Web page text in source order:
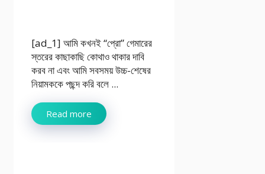
[ad_1] আমি কখনই “প্রো” গেমারের
স্তরের কাছাকাছি কোথাও থাকার দাবি
করব না এবং আমি সবসময় উচ্চ-শেষের
নিয়ামককে পছন্দ করি বলে ...
Read more